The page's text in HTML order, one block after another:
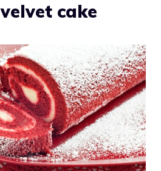
cake